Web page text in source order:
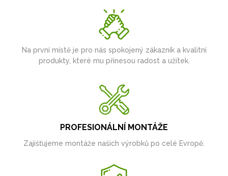
Na první místě je pro nás spokojený zákazník a kvalitní
produkty, které mu přinesou radost a užitek.
PROFESIONÁLNÍ MONTÁŽE
Zajišťujeme montáže našich výrobků po celé Evropě.